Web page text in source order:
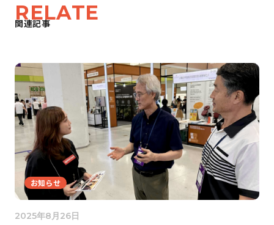
RELATE
関連記事
お知らせ
2025年8月26日